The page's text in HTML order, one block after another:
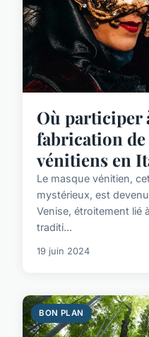
Où participer
fabrication de
vénitiens en
Le masque vénitien,
mystérieux, est
Venise, étroitement lié
traditi...
19 juin 2024
BON PLAN